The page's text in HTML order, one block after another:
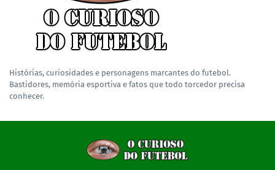
Histórias, curiosidades e personagens marcantes do futebol.
Bastidores, memória esportiva e fatos que todo torcedor precisa
conhecer.